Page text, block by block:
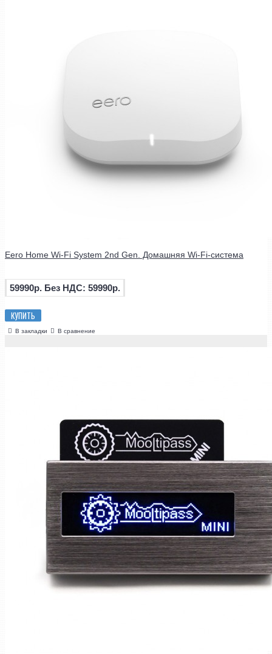
Eero Home Wi-Fi System 2nd Gen. Домашняя Wi-Fi-система
59990р. Без НДС: 59990р.
КУПИТЬ
В закладки В сравнение